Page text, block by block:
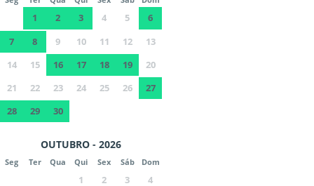
1 2 3 4 5
6
7
8 9 10 11 12
13
14
15 16 17 18 19
20
21
22 23 24 25 26
27
28
29 30
OUTUBRO - 2026
Seg Ter Qua Qui Sex Sáb Dom
1 2 3
4